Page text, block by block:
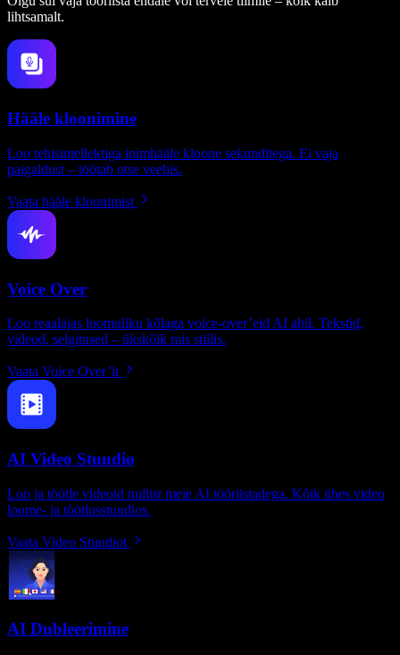
lihtsamalt.
Hääle kloonimine
Loo tehisintellektiga inimhääle kloone sekunditega. Ei vaja
paigaldust – töötab otse veebis.
Vaata hääle kloonimist
Voice Over
Loo reaalajas loomuliku kõlaga voice-over’eid AI abil. Tekstid,
videod, selgitused – ükskõik mis stiilis.
Vaata Voice Over’it
AI Video Stuudio
Loo ja töötle videoid nullist meie AI tööriistadega. Kõik ühes video
loome- ja töötlusstuudios.
Vaata Video Stuudiot
AI Dubleerimine